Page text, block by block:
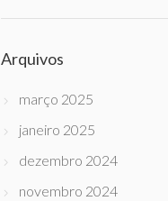
Arquivos
março 2025
janeiro 2025
dezembro 2024
novembro 2024